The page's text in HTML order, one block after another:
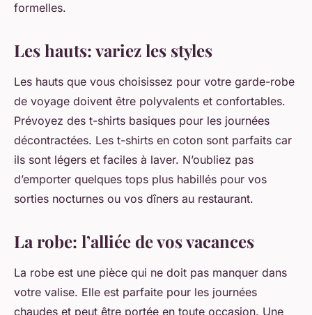
formelles.
Les hauts: variez les styles
Les hauts que vous choisissez pour votre garde-robe
de voyage doivent être polyvalents et confortables.
Prévoyez des t-shirts basiques pour les journées
décontractées. Les t-shirts en coton sont parfaits car
ils sont légers et faciles à laver. N’oubliez pas
d’emporter quelques tops plus habillés pour vos
sorties nocturnes ou vos dîners au restaurant.
La robe: l’alliée de vos vacances
La robe est une pièce qui ne doit pas manquer dans
votre valise. Elle est parfaite pour les journées
chaudes et peut être portée en toute occasion. Une